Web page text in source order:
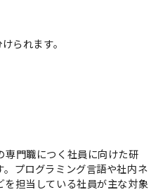
られます。
専門職につく社員に向けた研
プログラミング言語や社内ネ
担当している社員が主な対象